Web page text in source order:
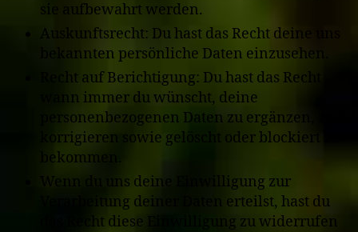
sie aufbewahrt werden.
Auskunftsrecht: Du hast das Recht deine uns
bekannten persönliche Daten einzusehen.
Recht auf Berichtigung: Du hast das Recht
wann immer du wünscht, deine
personenbezogenen Daten zu ergänzen, zu
korrigieren sowie gelöscht oder blockiert zu
bekommen.
Wenn du uns deine Einwilligung zur
Verarbeitung deiner Daten erteilst, hast du
das Recht diese Einwilligung zu widerrufen